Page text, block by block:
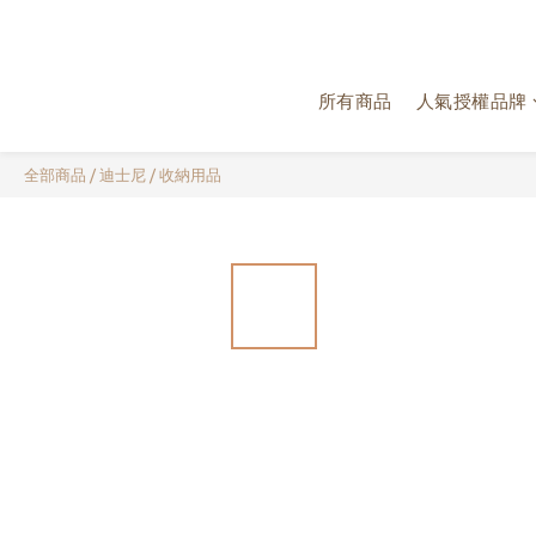
所有商品 人氣授權品牌
全部商品 / 迪士尼 / 收納用品